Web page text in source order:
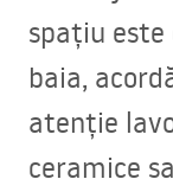
spațiu este
baia,
atenție
ceramice